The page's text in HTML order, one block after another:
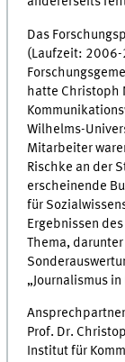
Das
(Laufzeit: 2006-
hatte Christoph
Wilhelms-
Mitarbeiter
Rischke an der
erscheinende
für
Ergebnissen
Thema,
„Journalismus
Prof. Dr.
Institut für